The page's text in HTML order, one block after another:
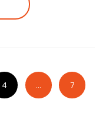
4 … 7